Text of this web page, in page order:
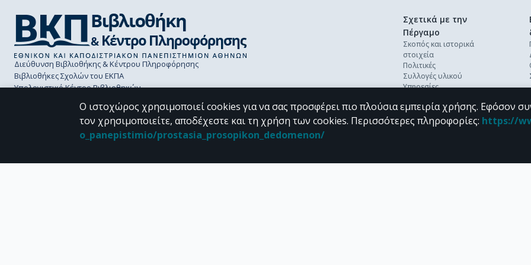
Διεύθυνση Βιβλιοθήκης & Κέντρου Πληροφόρησης
Βιβλιοθήκες Σχολών του ΕΚΠΑ
Υπολογιστικό Κέντρο Βιβλιοθηκών
Σχετικά με την
Πέργαμο
Σκοπός και ιστορικά
στοιχεία
Πολιτικές
Συλλογές υλικού
Υπηρεσίες
Ανοικτή επιστήμη
Διεθνή πρότυπα &
διαλειτουργικότητα
Επικοινωνία
Ο ιστοχώρος χρησιμοποιεί cookies για να σας προσφέρει πιο πλούσια εμπειρία χρήσης. Εφόσον
τον χρησιμοποιείτε, αποδέχεστε και τη χρήση των cookies. Περισσότερες πληροφορίες: https://
o_panepistimio/prostasia_prosopikon_dedomenon/